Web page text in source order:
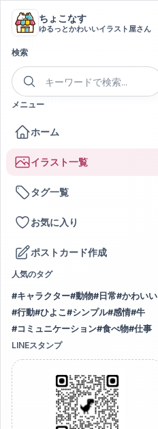
ちょこなす
ゆるっとかわいいイラスト屋さん
検索
メニュー
ホーム
イラスト一覧
タグ一覧
お気に入り
ポストカード作成
人気のタグ
#キャラクター#動物# 日常#かわいい
#行動#ひよこ#シンプル#感情#牛
#コミュニケーション#食べ物#仕事
LINEスタンプ